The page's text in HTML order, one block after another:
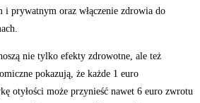
i prywatnym oraz włączenie zdrowia do
nie tylko efekty zdrowotne, ale też
pokazują, że każde 1 euro
otyłości może przynieść nawet 6 euro zwrotu